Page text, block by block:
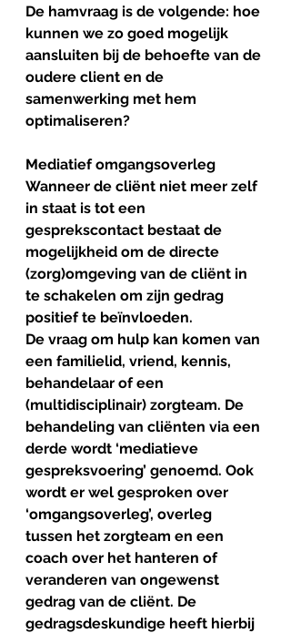
De hamvraag is de volgende: hoe
kunnen we zo goed mogelijk
aansluiten bij de behoefte van de
oudere client en de
samenwerking met hem
optimaliseren?
Mediatief omgangsoverleg
Wanneer de cliënt niet meer zelf
in staat is tot een
gesprekscontact bestaat de
mogelijkheid om de directe
(zorg)omgeving van de cliënt in
te schakelen om zijn gedrag
positief te beïnvloeden.
De vraag om hulp kan komen van
een familielid, vriend, kennis,
behandelaar of een
(multidisciplinair) zorgteam. De
behandeling van cliënten via een
derde wordt ‘mediatieve
gespreksvoering’ genoemd. Ook
wordt er wel gesproken over
‘omgangsoverleg’, overleg
tussen het zorgteam en een
coach over het hanteren of
veranderen van ongewenst
gedrag van de cliënt. De
gedragsdeskundige heeft hierbij